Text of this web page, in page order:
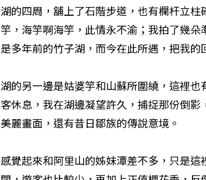
湖的四周，舖上了石階步道，也有欄杆立
竽，海竽啊海竽，此情永不渝；我拍了幾
是多年前的竹子湖，而今在此所遇，把我的
湖的另一邊是姑婆竽和山蘇所圍繞，這裡也
客休息，我在湖邊凝望許久，捕捉那份倒影
美麗畫面，還有昔日鄒族的傳說意境。
感覺起來和阿里山的姊妹潭差不多，只是這